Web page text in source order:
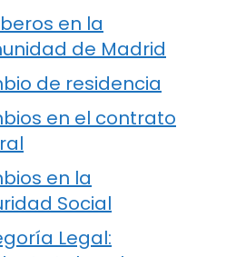
en la
de Madrid
de residencia
en el contrato
en la
Social
Legal: